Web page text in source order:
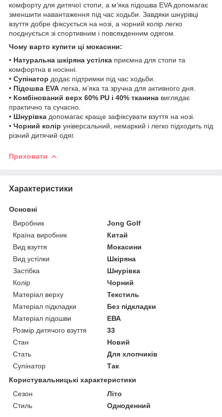
комфорту для дитячої стопи, а м’яка підошва EVA допомагає
зменшити навантаження під час ходьби. Завдяки шнурівці
взуття добре фіксується на нозі, а чорний колір легко
поєднується зі спортивним і повсякденним одягом.
Чому варто купити ці мокасини:
• Натуральна шкіряна устілка приємна для стопи та
комфортна в носінні.
• Супінатор додає підтримки під час ходьби.
• Підошва EVA легка, м’яка та зручна для активного дня.
• Комбінований верх 60% PU і 40% тканина виглядає
практично та сучасно.
• Шнурівка допомагає краще зафіксувати взуття на нозі.
• Чорний колір універсальний, немаркий і легко підходить під
різний дитячий одяг.
Приховати
Характеристики
Основні
Виробник
Jong Golf
Країна виробник
Китай
Вид взуття
Мокасини
Вид устілки
Шкіряна
Застібка
Шнурівка
Колір
Чорний
Матеріал верху
Текстиль
Матеріал підкладки
Без підкладки
Матеріал підошви
ЕВА
Розмір дитячого взуття
33
Стан
Новий
Стать
Для хлопчиків
Супінатор
Так
Користувальницькі характеристики
Сезон
Літо
Стиль
Одноденний